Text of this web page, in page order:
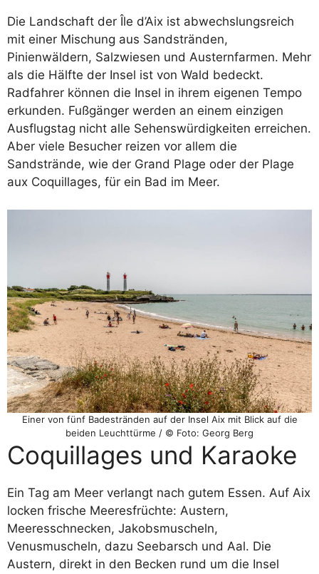
Die Landschaft der Île d’Aix ist abwechslungsreich
mit einer Mischung aus Sandstränden,
Pinienwäldern, Salzwiesen und Austernfarmen. Mehr
als die Hälfte der Insel ist von Wald bedeckt.
Radfahrer können die Insel in ihrem eigenen Tempo
erkunden. Fußgänger werden an einem einzigen
Ausflugstag nicht alle Sehenswürdigkeiten erreichen.
Aber viele Besucher reizen vor allem die
Sandstrände, wie der Grand Plage oder der Plage
aux Coquillages, für ein Bad im Meer.
Einer von fünf Badestränden auf der Insel Aix mit Blick auf die
beiden Leuchttürme / © Foto: Georg Berg
Coquillages und Karaoke
Ein Tag am Meer verlangt nach gutem Essen. Auf Aix
locken frische Meeresfrüchte: Austern,
Meeresschnecken, Jakobsmuscheln,
Venusmuscheln, dazu Seebarsch und Aal. Die
Austern, direkt in den Becken rund um die Insel